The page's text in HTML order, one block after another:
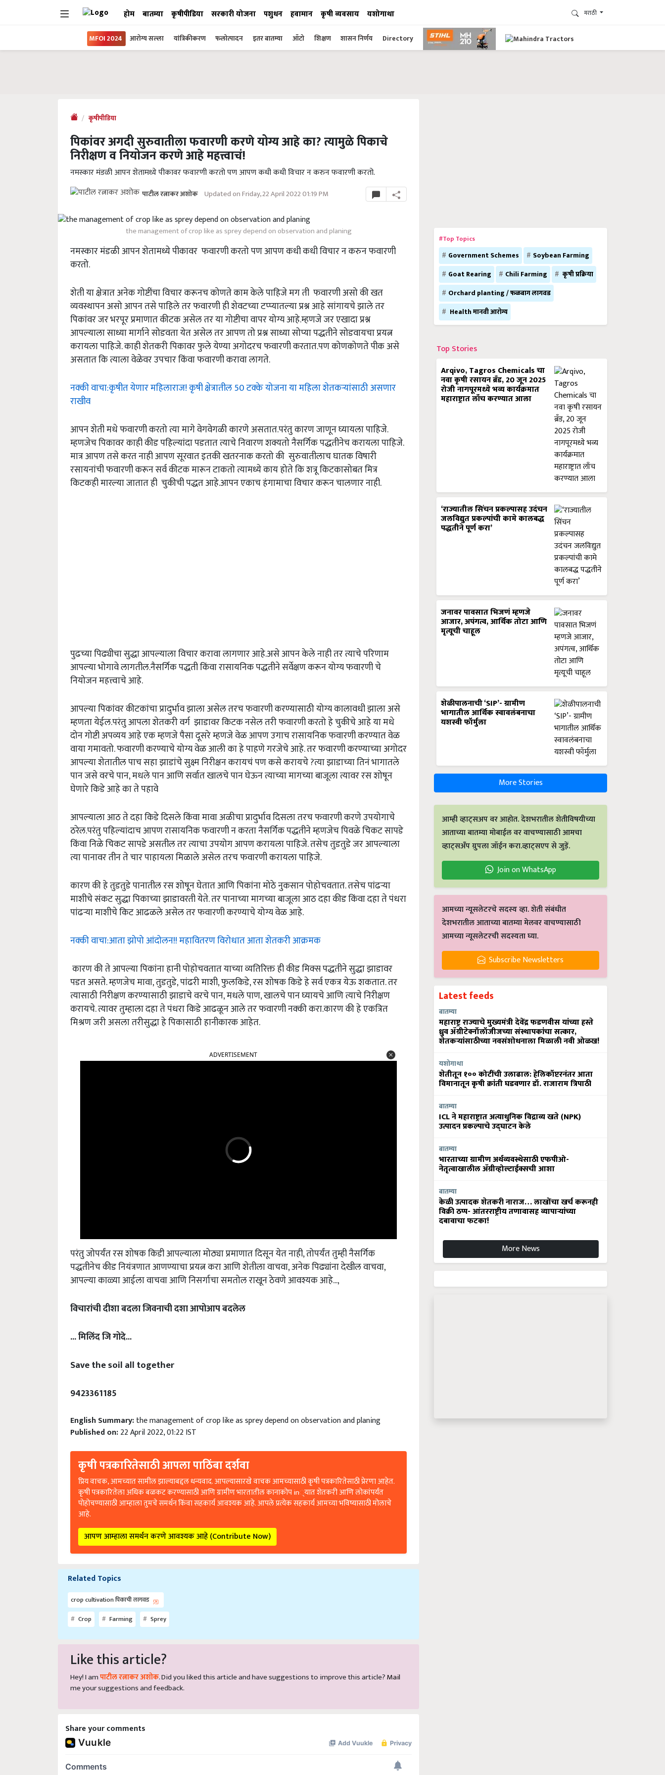
होम बातम्या कृषीपीडिया सरकारी योजना पशुधन हवामान कृषी व्यवसाय यशोगाथा मराठी
MFOI 2024 आरोग्य सल्ला यांत्रिकीकरण फलोत्पादन इतर बातम्या ऑटो शिक्षण शासन निर्णय Directory
कृषीपीडिया
पिकांवर अगदी सुरुवातीला फवारणी करणे योग्य आहे का? त्यामुळे पिकाचे
निरीक्षण व नियोजन करणे आहे महत्त्वाचं!
नमस्कार मंडळी आपन शेतामध्ये पीकावर फवारणी करतो पण आपण कधी कधी विचार न करुन फवारणी करतो.
पाटील रत्नाकर अशोक Updated on Friday, 22 April 2022 01:19 PM
the management of crop like as sprey depend on observation and planing
नमस्कार मंडळी आपन शेतामध्ये पीकावर फवारणी करतो पण आपण कधी कधी विचार न करुन फवारणी
करतो.
शेती या क्षेत्रात अनेक गोष्टींचा विचार करूनच कोणते काम केले पाहिजे मग ती फवारणी असो की खत
व्यवस्थापन असो आपन तसे पाहिले तर फवारणी ही शेवटच्या टप्प्यातल्या प्रश्न आहे सांगायचे झाले तर
पिकांवर जर भरपूर प्रमाणात कीटक असेल तर या गोष्टीचा वापर योग्य आहे.म्हणजे जर एखादा प्रश्न
आपल्याला साध्या मार्गाने सोडवता येत असेल तर आपण तो प्रश्न साध्या सोप्या पद्धतीने सोडवायचा प्रयत्न
करायला पाहिजे. काही शेतकरी पिकावर फुले येण्या अगोदरच फवारणी करतात.पण कोणकोणते पीक असे
असतात कि त्याला वेळेवर उपचार किंवा फवारणी करावा लागते.
नक्की वाचा:कृषीत येणार महिलाराज! कृषी क्षेत्रातील 50 टक्के योजना या महिला शेतकऱ्यांसाठी असणार
राखीव
आपन शेती मधे फवारणी करतो त्या मागे वेगवेगळी कारणे असतात.परंतु कारण जाणून घ्यायला पाहिजे.
म्हणजेच पिकावर काही कीड पहिल्यांदा पडतात त्याचे निवारण शक्यतो नैसर्गिक पद्धतीनेच करायला पाहिजे.
मात्र आपण तसे करत नाही आपण सूरवात इतकी खतरनाक करतो की सुरुवातीलाच घातक विषारी
रसायनांची फवारणी करून सर्व कीटक मारून टाकतो त्यामध्ये काय होते कि शत्रू किटकासोबत मित्र
किटकही मारल्या जातात ही चुकीची पद्धत आहे.आपन एकाच हंगामाचा विचार करून चालणार नाही.
पुढच्या पिढ्यीचा सुद्धा आपल्याला विचार करावा लागणार आहे.असे आपन केले नाही तर त्याचे परिणाम
आपल्या भोगावे लागतील.नैसर्गिक पद्धती किंवा रासायनिक पद्धतीने सर्वेक्षण करून योग्य फवारणी चे
नियोजन महत्त्वाचे आहे.
आपल्या पिकांवर कीटकांचा प्रादुर्भाव झाला असेल तरच फवारणी करण्यासाठी योग्य कालावधी झाला असे
म्हणता येईल.परंतु आपला शेतकरी वर्ग झाडावर किटक नसेल तरी फवारणी करतो हे चुकीचे आहे या मधे
दोन गोष्टी अपव्यय आहे एक म्हणजे पैसा दूसरे म्हणजे वेळ आपण उगाच रासायनिक फवारणी करण्यात वेळ
वाया गमावतो. फवारणी करण्याचे योग्य वेळ आली का हे पाहणे गरजेचे आहे. तर फवारणी करण्याच्या अगोदर
आपल्या शेतातील पाच सहा झाडांचे सुक्ष्म निरीक्षन करायचं पण कसे करायचे ?त्या झाडाच्या तिनं भागातले
पान जसे वरचे पान, मधले पान आणि सर्वात खालचे पान घेऊन त्याच्या मागच्या बाजूला त्यावर रस शोषून
घेणारे किडे आहे का ते पहावे
आपल्याला आठ ते दहा किडे दिसले किंवा मावा अळीचा प्रादुर्भाव दिसला तरच फवारणी करणे उपयोगाचे
ठरेल.परंतु पहिल्यांदाच आपण रासायनिक फवारणी न करता नैसर्गिक पद्धतीने म्हणजेच पिवळे चिकट सापडे
किंवा निळे चिकट सापडे असतील तर त्याचा उपयोग आपण करायला पाहिजे. तसेच तुडतुडे जर आपल्याला
त्या पानावर तीन ते चार पाहायला मिळाले असेल तरच फवारणी करायला पाहिजे.
कारण की हे तुडतुडे पानातील रस शोषून घेतात आणि पिकांना मोठे नुकसान पोहोचवतात. तसेच पांढऱ्या
माशीचे संकट सुद्धा पिकाच्या झाडावरती येते. तर पानाच्या मागच्या बाजूला आठ दहा कीड किंवा दहा ते पंधरा
पांढऱ्या माशीचे किट आढळले असेल तर फवारणी करण्याचे योग्य वेळ आहे.
नक्की वाचा:आता झोपो आंदोलन!! महावितरण विरोधात आता शेतकरी आक्रमक
कारण की ते आपल्या पिकांना हानी पोहोचवतात याच्या व्यतिरिक्त ही कीड मिक्स पद्धतीने सुद्धा झाडावर
पडत असते. म्हणजेच मावा, तुडतुडे, पांढरी माशी, फुलकिडे, रस शोषक किडे हे सर्व एकत्र येऊ शकतात. तर
त्यासाठी निरीक्षण करण्यासाठी झाडाचे वरचे पान, मधले पाण, खालचे पान घ्यायचे आणि त्याचे निरीक्षण
करायचे. त्यावर तुम्हाला दहा ते पंधरा किडे आढळून आले तर फवारणी नक्की करा.कारण की हे एकत्रित
मिश्रण जरी असला तरीसुद्धा हे पिकासाठी हानीकारक आहेत.
परंतु जोपर्यंत रस शोषक किडी आपल्याला मोठ्या प्रमाणात दिसून येत नाही, तोपर्यंत तुम्ही नैसर्गिक
पद्धतीनेच कीड नियंत्रणात आणण्याचा प्रयत्न करा आणि शेतीला वाचवा, अनेक पिढ्यांना देखील वाचवा,
आपल्या काळ्या आईला वाचवा आणि निसर्गाचा समतोल राखून ठेवणे आवश्यक आहे...,
विचारांची दीशा बदला जिवनाची दशा आपोआप बदलेल
... मिलिंद जि गोदे...
Save the soil all together
9423361185
English Summary: the management of crop like as sprey depend on observation and planing
Published on: 22 April 2022, 01:22 IST
कृषी पत्रकारितेसाठी आपला पाठिंबा दर्शवा
प्रिय वाचक, आमच्यात सामील झाल्याबद्दल धन्यवाद. आपल्यासारखे वाचक आमच्यासाठी कृषी पत्रकारितेसाठी प्रेरणा आहेत.
कृषी पत्रकारितेला अधिक बळकट करण्यासाठी आणि ग्रामीण भारतातील कानाकोप in्यात शेतकरी आणि लोकांपर्यंत
पोहोचण्यासाठी आम्हाला तुमचे समर्थन किंवा सहकार्य आवश्यक आहे. आपले प्रत्येक सहकार्य आमच्या भविष्यासाठी मोलाचे
आहे.
आपण आम्हाला समर्थन करणे आवश्यक आहे (Contribute Now)
Related Topics
crop cultivation पिकाची लागवड
Crop
Farming Sprey
Like this article?
Hey! I am पाटील रत्नाकर अशोक . Did you liked this article and have suggestions to improve this article? Mail
me your suggestions and feedback.
Share your comments
#Top Topics
Government Schemes
Soybean Farming
Goat Rearing
Chili Farming
कृषी प्रक्रिया
Orchard planting / फळबाग लागवड
Health मानवी आरोग्य
Top Stories
Arqivo, Tagros Chemicals चा
नवा कृषी रसायन ब्रँड, 20 जून 2025
रोजी नागपूरमध्ये भव्य कार्यक्रमात
महाराष्ट्रात लाँच करण्यात आला
‘राज्यातील सिंचन प्रकल्पासह उदंचन
जलविद्युत प्रकल्पांची कामे कालबद्ध
पद्धतीने पूर्ण करा’
जनावर पावसात भिजणं म्हणजे
आजार, अपंगत्व, आर्थिक तोटा आणि
मृत्यूची चाहूल
शेळीपालनाची ‘SIP’- ग्रामीण
भागातील आर्थिक स्वावलंबनाचा
यशस्वी फॉर्मुला
More Stories
आम्ही व्हाट्सअप वर आहोत. देशभरातील शेतीविषयीच्या
आताच्या बातम्या मोबाईल वर वाचण्यासाठी आमचा
व्हाट्सअँप ग्रुपला जॉईन करा.व्हाट्सएप से जुड़ें.
Join on WhatsApp
आमच्या न्यूसलेटरचे सदस्य व्हा. शेती संबंधीत
देशभरातील आताच्या बातम्या मेलवर वाचण्यासाठी
आमच्या न्यूसलेटरची सदस्यता घ्या.
Subscribe Newsletters
Latest feeds
बातम्या
महाराष्ट्र राज्याचे मुख्यमंत्री देवेंद्र फडणवीस यांच्या हस्ते
ध्रुव ॲग्रीटेक्नॉलॉजीजच्या संस्थापकांचा सत्कार,
शेतकऱ्यांसाठीच्या नवसंशोधनाला मिळाली नवी ओळख!
यशोगाथा
शेतीतून १०० कोटींची उलाढाल: हेलिकॉप्टरनंतर आता
विमानातून कृषी क्रांती घडवणार डॉ. राजाराम त्रिपाठी
बातम्या
ICL ने महाराष्ट्रात अत्याधुनिक विद्राव्य खते (NPK)
उत्पादन प्रकल्पाचे उद्घाटन केले
बातम्या
भारताच्या ग्रामीण अर्थव्यवस्थेसाठी एफपीओ-
नेतृत्वाखालील अ‍ॅग्रीव्होल्टाईक्सची आशा
बातम्या
केळी उत्पादक शेतकरी नाराज… लाखोंचा खर्च करूनही
विक्री ठप्प- आंतरराष्ट्रीय तणावासह व्यापाऱ्यांच्या
दबावाचा फटका!
More News